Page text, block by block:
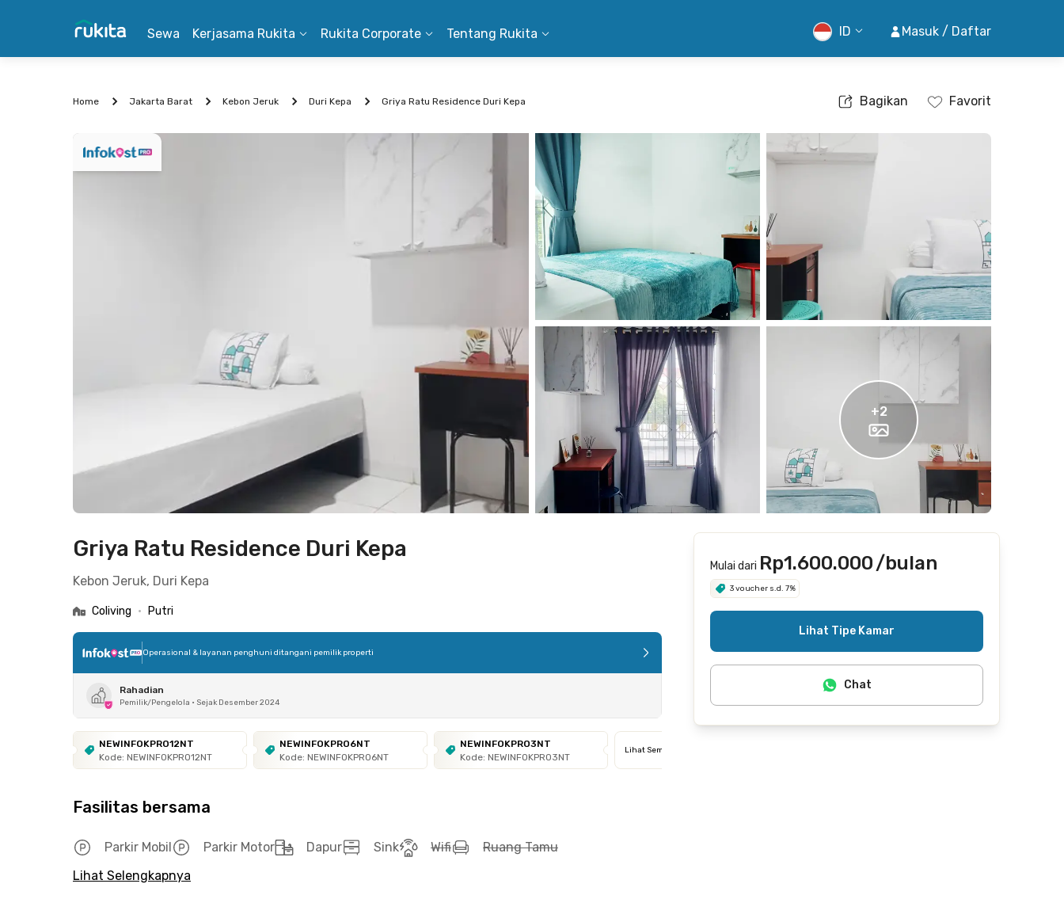
Sewa Kerjasama Rukita Rukita Corporate Tentang Rukita ID Masuk / Daftar
Home Jakarta Barat Kebon Jeruk Duri Kepa Griya Ratu Residence Duri Kepa Bagikan Favorit
+2
Griya Ratu Residence Duri Kepa
Kebon Jeruk, Duri Kepa
Coliving • Putri
Operasional & layanan penghuni ditangani pemilik properti
Rahadian
Pemilik/Pengelola • Sejak Desember 2024
NEWINFOKPRO12NT
Kode: NEWINFOKPRO12NT
NEWINFOKPRO6NT
Kode: NEWINFOKPRO6NT
NEWINFOKPRO3NT
Kode: NEWINFOKPRO3NT
Lihat Semua
Fasilitas bersama
Parkir Mobil Parkir Motor Dapur Sink Wifi
Ruang Tamu
Lihat Selengkapnya
Mulai dari Rp1.600.000/bulan
3 voucher s.d. 7%
Lihat Tipe Kamar
Chat